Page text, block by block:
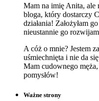
Mam na imię Anita, ale
bloga, który dostarczy
działania! Założyłam
nieustannie go
A cóż o mnie? Jestem
uśmiechnięta i nie da
Mam cudownego
pomysłów!
Ważne strony